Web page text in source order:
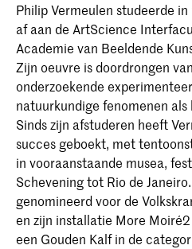
Philip Vermeulen studeerde
af aan de ArtScience
Academie van Beeldende
Zijn oeuvre is doordrongen
onderzoekende
natuurkundige fenomenen
Sinds zijn afstuderen heeft
succes geboekt, met
in vooraanstaande musea,
Schevening tot Rio de
genomineerd voor de
en zijn installatie More
een Gouden Kalf in de